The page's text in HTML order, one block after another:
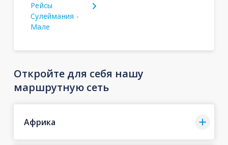
Рейсы
Сулеймания -
Мале
Откройте для себя нашу
маршрутную сеть
Африка